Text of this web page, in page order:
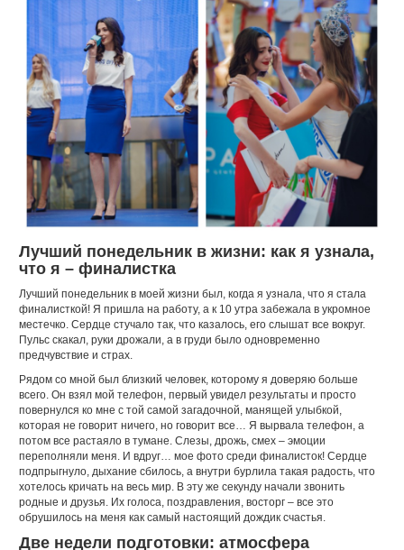
Лучший понедельник в жизни: как я узнала,
что я – финалистка
Лучший понедельник в моей жизни был, когда я узнала, что я стала
финалисткой! Я пришла на работу, а к 10 утра забежала в укромное
местечко. Сердце стучало так, что казалось, его слышат все вокруг.
Пульс скакал, руки дрожали, а в груди было одновременно
предчувствие и страх.
Рядом со мной был близкий человек, которому я доверяю больше
всего. Он взял мой телефон, первый увидел результаты и просто
повернулся ко мне с той самой загадочной, манящей улыбкой,
которая не говорит ничего, но говорит все… Я вырвала телефон, а
потом все растаяло в тумане. Слезы, дрожь, смех – эмоции
переполняли меня. И вдруг… мое фото среди финалисток! Сердце
подпрыгнуло, дыхание сбилось, а внутри бурлила такая радость, что
хотелось кричать на весь мир. В эту же секунду начали звонить
родные и друзья. Их голоса, поздравления, восторг – все это
обрушилось на меня как самый настоящий дождик счастья.
Две недели подготовки: атмосфера